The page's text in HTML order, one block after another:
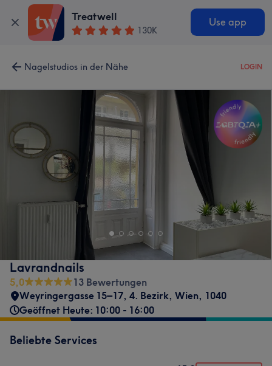
Treatwell
130K
Use app
Nagelstudios in der Nähe LOGIN
Lavrandnails
5,0
13 Bewertungen
Weyringergasse 15–17, 4. Bezirk, Wien, 1040
Geöffnet Heute: 10:00 - 16:00
Beliebte Services